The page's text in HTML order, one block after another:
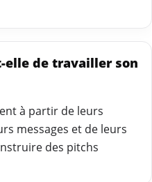
elle de travailler son
à partir de leurs
messages et de leurs
des pitchs